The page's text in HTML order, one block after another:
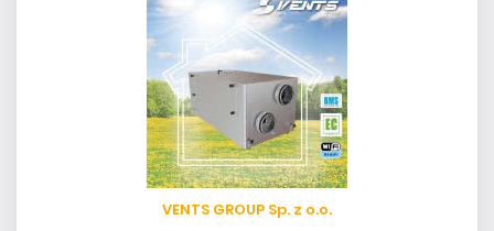
VENTS GROUP Sp. z o.o.